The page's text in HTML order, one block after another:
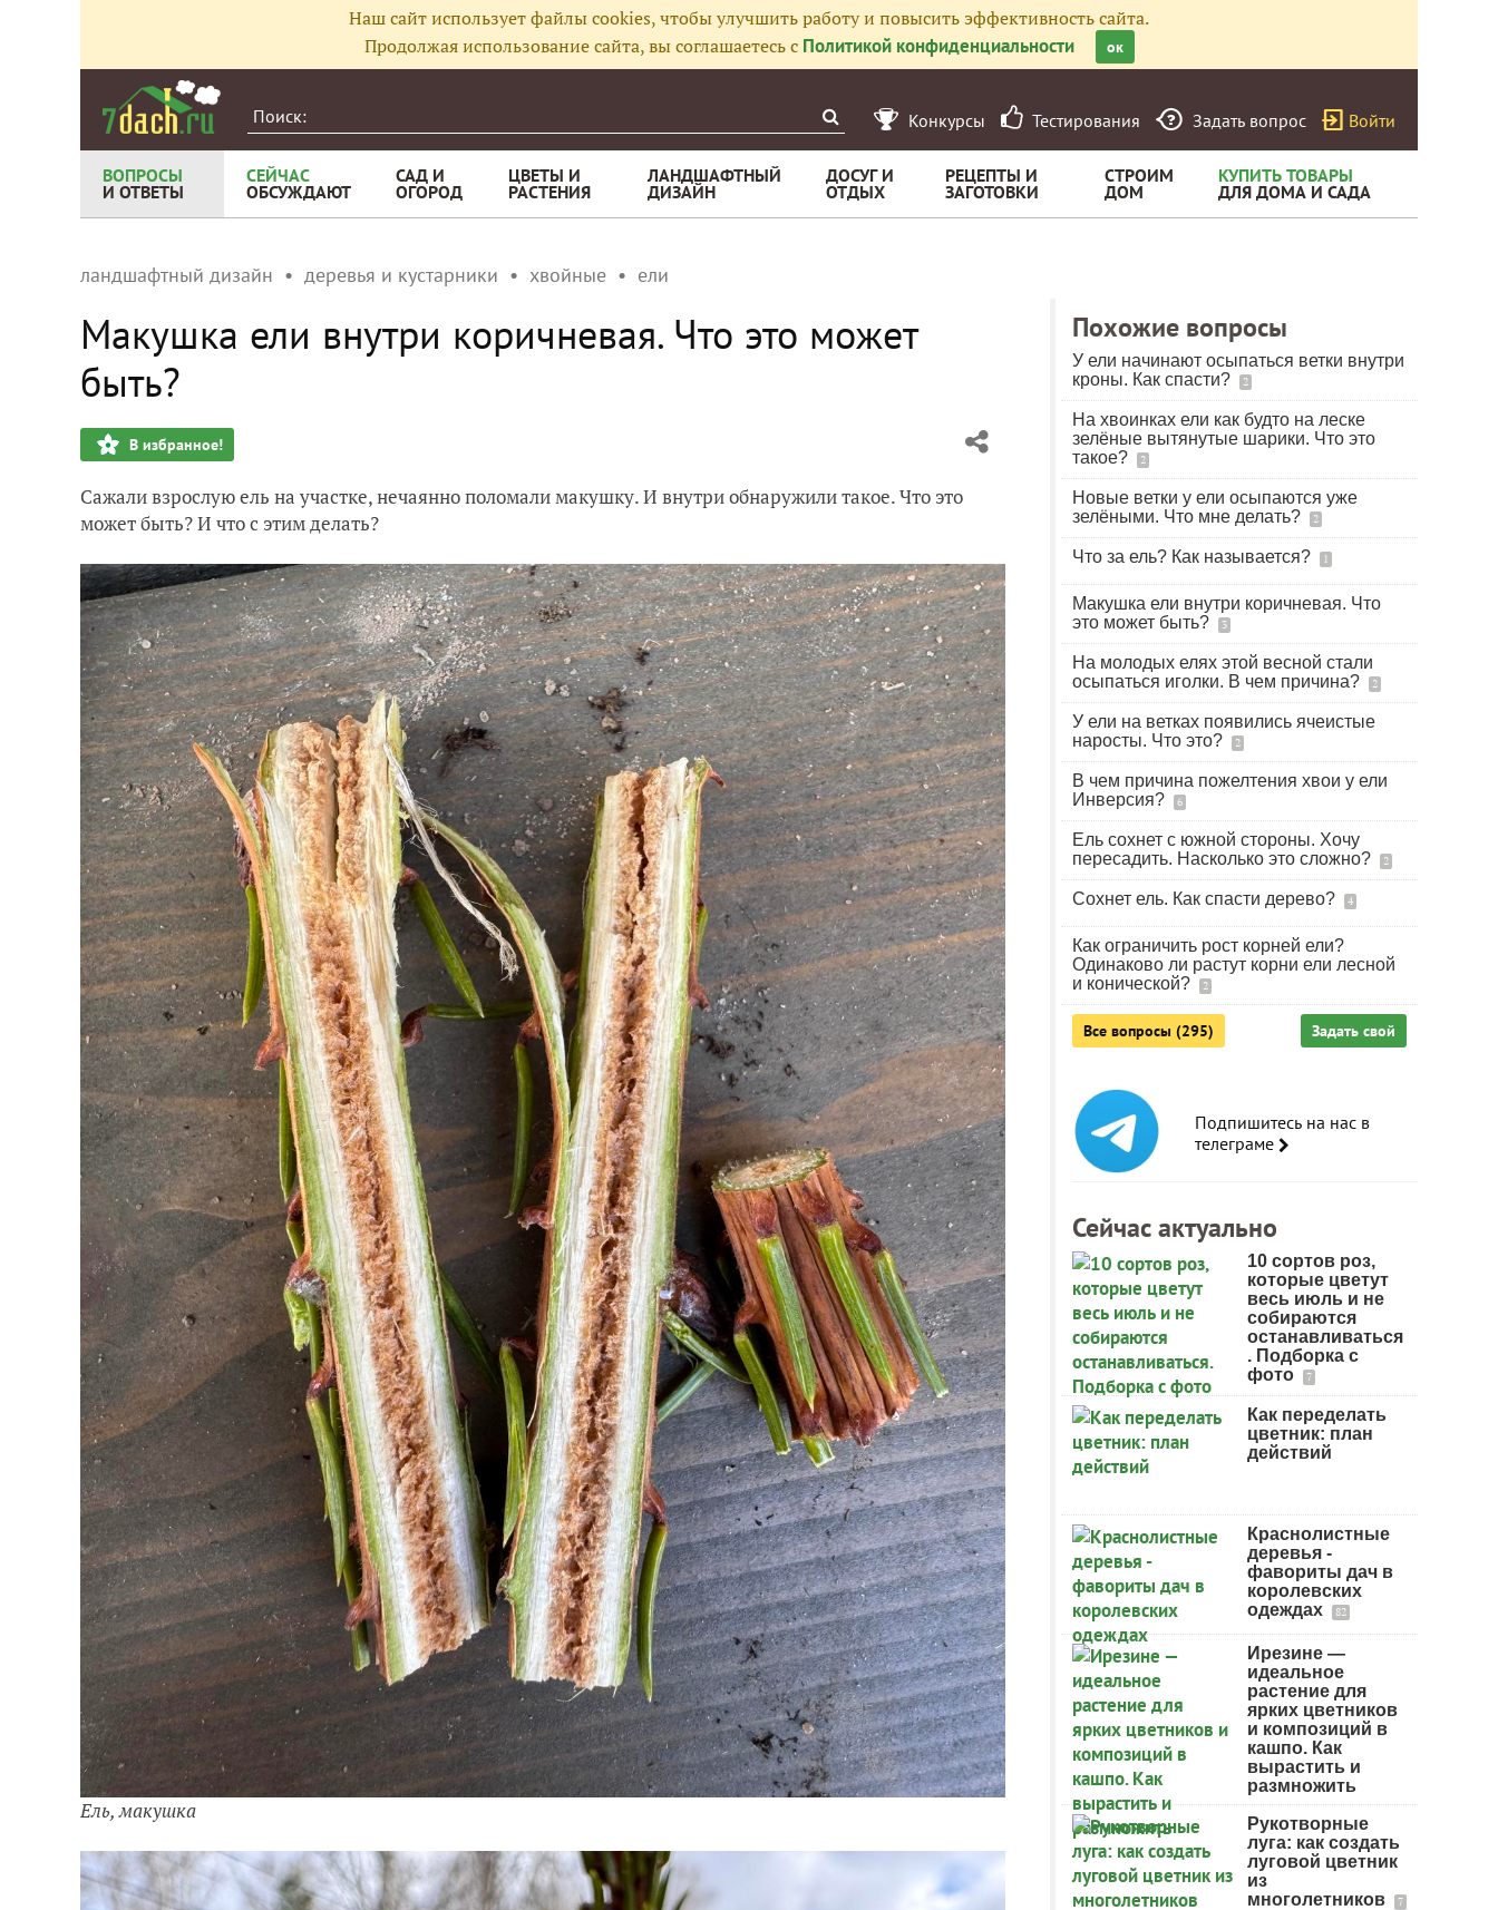
Наш сайт использует файлы cookies, чтобы улучшить работу и повысить эффективность сайта.
Продолжая использование сайта, вы соглашаетесь с Политикой конфиденциальности ок
Конкурсы Тестирования Задать вопрос Войти
ВОПРОСЫ
И ОТВЕТЫ
СЕЙЧАС
ОБСУЖДАЮТ
САД И
ОГОРОД
ЦВЕТЫ И
РАСТЕНИЯ
ЛАНДШАФТНЫЙ
ДИЗАЙН
ДОСУГ И
ОТДЫХ
РЕЦЕПТЫ И
ЗАГОТОВКИ
СТРОИМ
ДОМ
КУПИТЬ ТОВАРЫ
ДЛЯ ДОМА И САДА
ландшафтный дизайн деревья и кустарники хвойные ели
Макушка ели внутри коричневая. Что это может
быть?
В избранное!
Сажали взрослую ель на участке, нечаянно поломали макушку. И внутри обнаружили такое. Что это
может быть? И что с этим делать?
Ель, макушка
Похожие вопросы
У ели начинают осыпаться ветки внутри
кроны. Как спасти?
2
На хвоинках ели как будто на леске
зелёные вытянутые шарики. Что это
такое?
2
Новые ветки у ели осыпаются уже
зелёными. Что мне делать?
2
Что за ель? Как называется? 1
Макушка ели внутри коричневая. Что
это может быть?
3
На молодых елях этой весной стали
осыпаться иголки. В чем причина?
2
У ели на ветках появились ячеистые
наросты. Что это?
2
В чем причина пожелтения хвои у ели
Инверсия?
6
Ель сохнет с южной стороны. Хочу
пересадить. Насколько это сложно?
2
Сохнет ель. Как спасти дерево? 4
Как ограничить рост корней ели?
Одинаково ли растут корни ели лесной
и конической?
2
Все вопросы (295) Задать свой
Подпишитесь на нас в
телеграме
Сейчас актуально
10 сортов роз,
которые цветут
весь июль и не
собираются
останавливаться
. Подборка с
фото
7
Как переделать
цветник: план
действий
Краснолистные
деревья -
фавориты дач в
королевских
одеждах
82
Ирезине —
идеальное
растение для
ярких цветников
и композиций в
кашпо. Как
вырастить и
размножить
Рукотворные
луга: как создать
луговой цветник
из
многолетников
7